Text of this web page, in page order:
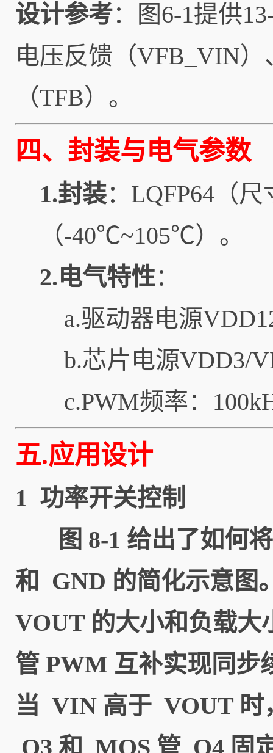
设计参考：图6-1提供
电压反馈（VFB_VIN
（TFB）。
四、封装与电气参数
1.封装：LQFP64（
（-40℃~105℃）。
2.电气特性：
a.驱动器电源
b.芯片电源VDD3/
c.PWM频率：
五.应用设计
1 功率开关控制
图 8-1 给出了如何将
和 GND 的简化示意图
VOUT 的大小和负载大
管 PWM 互补实现同步
当 VIN 高于 VOUT 时
Q3 和 MOS 管 Q4 固